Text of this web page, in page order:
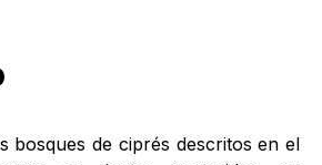
bosques de ciprés descritos en el